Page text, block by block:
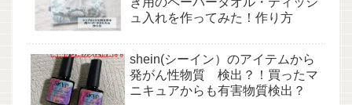
ュ入れを作ってみた！作り方
shein(シーイン）のアイテムから
発がん性物質 検出？！買ったマ
ニキュアからも有害物質検出？